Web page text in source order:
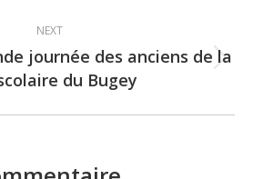
NEXT
Next
post:
journée des anciens de la
du Bugey